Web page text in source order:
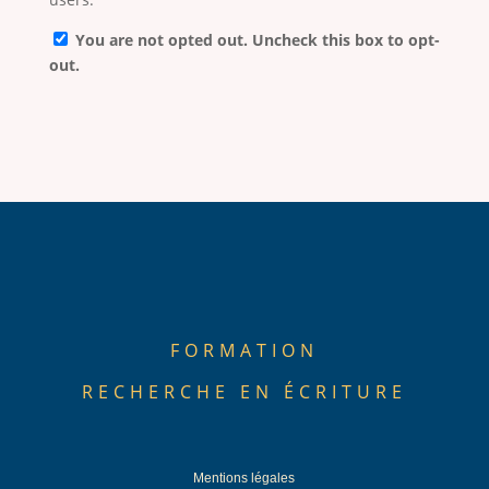
You are not opted out. Uncheck this box to opt-
out.
FORMATION
RECHERCHE EN ÉCRITURE
Mentions légales